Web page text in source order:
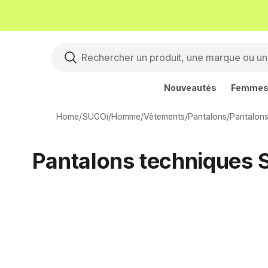
Nouveautés Femmes
Home/SUGOi/Homme/Vêtements/Pantalons/
Pantalons techniques